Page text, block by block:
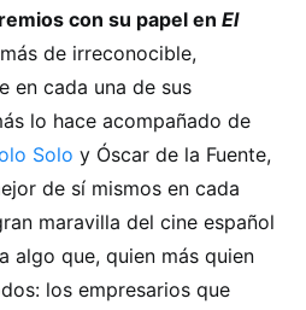
con su papel en El
de irreconocible,
en cada una de sus
lo hace acompañado de
Solo y Óscar de la Fuente,
de sí mismos en cada
maravilla del cine español
algo que, quien más quien
los empresarios que